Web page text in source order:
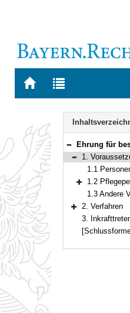
Zur
BAYERN.RECHT
Zur
letzten
Bereich
Ehrung für besondere
Bereich
1.
1.1 Personenkreis der
Bereich
1.2
1.3 Andere
Bereich
2. Verfahren
3.